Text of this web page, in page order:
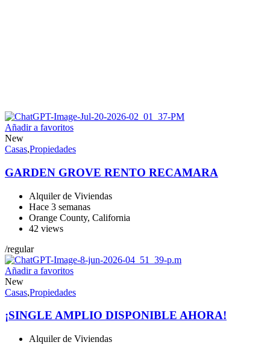
Añadir a favoritos
New
Casas,Propiedades
GARDEN GROVE RENTO RECAMARA
Alquiler de Viviendas
Hace 3 semanas
Orange County, California
42 views
/regular
Añadir a favoritos
New
Casas,Propiedades
¡SINGLE AMPLIO DISPONIBLE AHORA!
Alquiler de Viviendas